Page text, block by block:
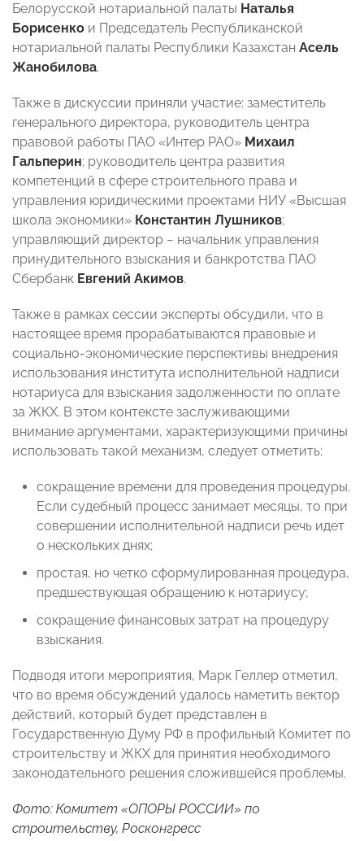
Белорусской нотариальной палаты Наталья
Борисенко и Председатель Республиканской
нотариальной палаты Республики Казахстан Асель
Жанобилова.
Также в дискуссии приняли участие: заместитель
генерального директора, руководитель центра
правовой работы ПАО «Интер РАО» Михаил
Гальперин; руководитель центра развития
компетенций в сфере строительного права и
управления юридическими проектами НИУ «Высшая
школа экономики» Константин Лушников;
управляющий директор − начальник управления
принудительного взыскания и банкротства ПАО
Сбербанк Евгений Акимов.
Также в рамках сессии эксперты обсудили, что в
настоящее время прорабатываются правовые и
социально-экономические перспективы внедрения
использования института исполнительной надписи
нотариуса для взыскания задолженности по оплате
за ЖКХ. В этом контексте заслуживающими
внимание аргументами, характеризующими причины
использовать такой механизм, следует отметить:
сокращение времени для проведения процедуры.
Если судебный процесс занимает месяцы, то при
совершении исполнительной надписи речь идет
о нескольких днях;
простая, но четко сформулированная процедура,
предшествующая обращению к нотариусу;
сокращение финансовых затрат на процедуру
взыскания.
Подводя итоги мероприятия, Марк Геллер отметил,
что во время обсуждений удалось наметить вектор
действий, который будет представлен в
Государственную Думу РФ в профильный Комитет по
строительству и ЖКХ для принятия необходимого
законодательного решения сложившейся проблемы.
Фото: Комитет «ОПОРЫ РОССИИ» по
строительству, Росконгресс